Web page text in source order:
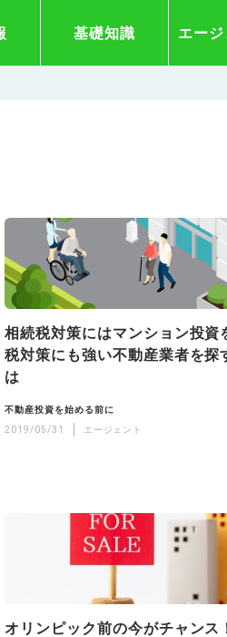
基礎知識 エー
相続税対策にはマンション投資
税対策にも強い不動産業者を探
は
不動産投資を始める前に
2019/05/31
エージェント
オリンピック前の今がチャンス